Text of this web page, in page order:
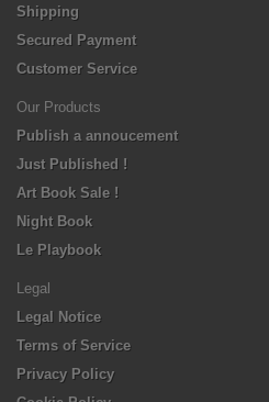
Shipping
Secured Payment
Customer Service
Our Products
Publish a annoucement
Just Published !
Art Book Sale !
Night Book
Le Playbook
Legal
Legal Notice
Terms of Service
Privacy Policy